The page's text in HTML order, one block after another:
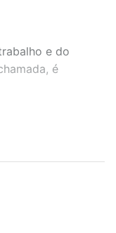
e do
é
e encontrar